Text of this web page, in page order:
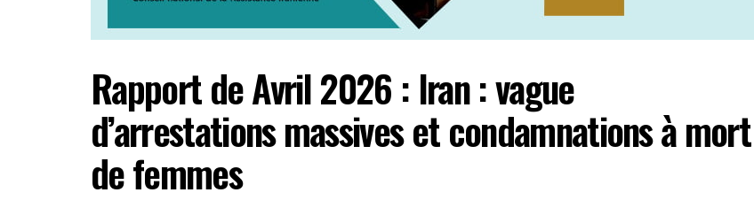
Rapport de Avril 2026 : Iran : vague
d’arrestations massives et condamnations à mort
de femmes